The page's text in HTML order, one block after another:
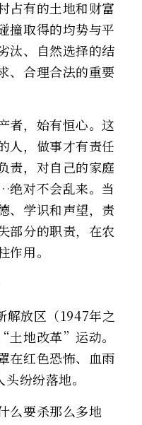
占有的土地和财富
撞取得的均势与平
汰、自然选择的结
、合理合法的重要
者，始有恒心。这
人，做事才有责任
责，对自己的家庭
对不会乱来。当
、学识和声望，责
部分的职责，在农
用。
放区（1947年之
地改革”运动。
在红色恐怖、血雨
纷纷落地。
么要杀那么多地